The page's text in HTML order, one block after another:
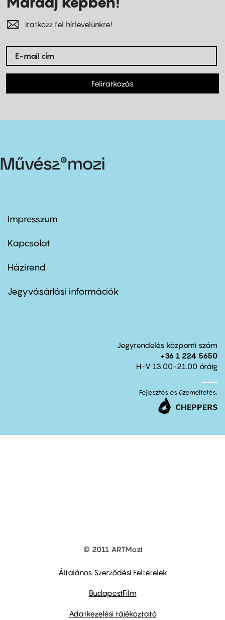
Iratkozz fel hírlevelünkre!
Feliratkozás
Footer
first
Impresszum
Kapcsolat
Footer
second
Házirend
Jegyvásárlási információk
Jegyrendelés központi szám
+36 1 224 5650
H-V 13.00-21.00 óráig
Fejlesztés és üzemeltetés:
© 2011 ARTMozi
Általános Szerződési Feltételek
BudapestFilm
Adatkezelési tájékoztató